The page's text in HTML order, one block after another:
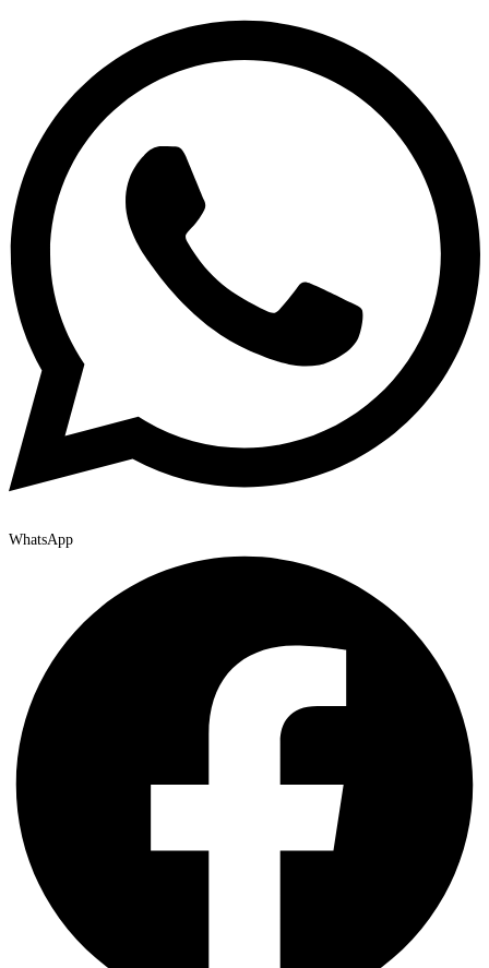
WhatsApp